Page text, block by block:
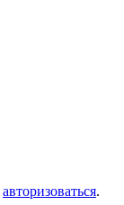
авторизоваться.